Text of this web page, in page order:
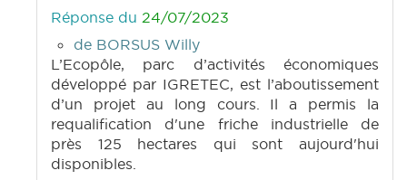
Réponse du 24/07/2023
de BORSUS Willy
L’Ecopôle, parc d’activités économiques
développé par IGRETEC, est l’aboutissement
d’un projet au long cours. Il a permis la
requalification d'une friche industrielle de
près 125 hectares qui sont aujourd'hui
disponibles.